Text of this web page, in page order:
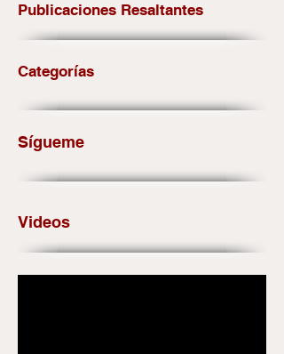
Publicaciones Resaltantes
Categorías
Sígueme
Videos